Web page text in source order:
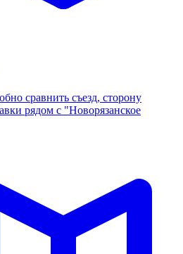
сравнить съезд, сторону
рядом с "Новорязанское